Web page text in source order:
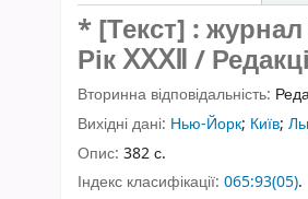
* [Текст] : журнал
Рік ⅩⅩⅩⅡ/
Вторинна відповідальність:
Вихідні дані: Нью-Йорк; Київ;
Опис: 382 с.
Індекс класифікації: 065:93(05).